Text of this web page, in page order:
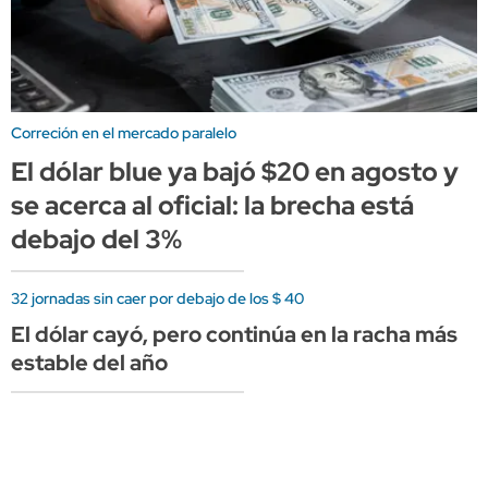
Correción en el mercado paralelo
El dólar blue ya bajó $20 en agosto y
se acerca al oficial: la brecha está
debajo del 3%
32 jornadas sin caer por debajo de los $ 40
El dólar cayó, pero continúa en la racha más
estable del año